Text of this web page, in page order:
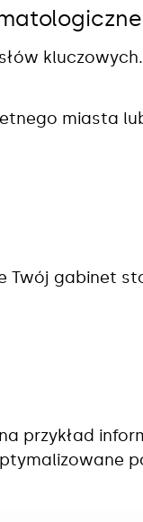
miasta
Twój gabinet
przykład